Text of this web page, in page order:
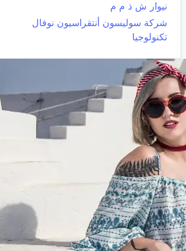
نيوار ش ذ م م
شركة سوليسون أنتقراسيون نوفال
تكنولوجيا